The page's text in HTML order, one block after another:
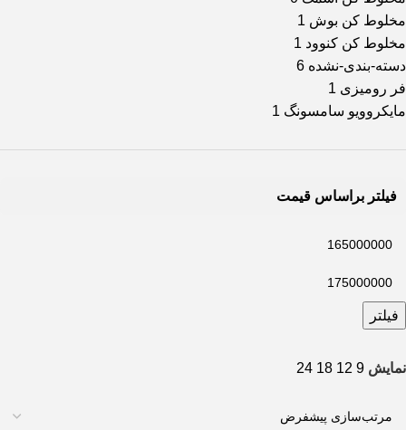
مخلوط کن بوش 1
مخلوط کن کنوود 1
دسته-بندی-نشده 6
فر رومیزی 1
مایکروویو سامسونگ 1
فیلتر براساس قیمت
فیلتر
نمایش 9
12
18
24